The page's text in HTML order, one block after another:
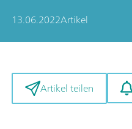
13.06.2022Artikel
Artikel teilen